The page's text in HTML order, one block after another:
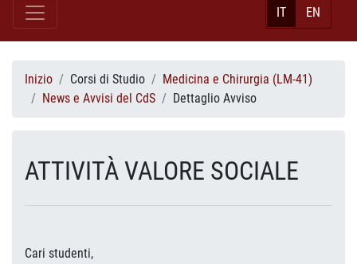
IT EN
Inizio Corsi di Studio
Medicina e Chirurgia (LM-41)
News e Avvisi del CdS
Dettaglio Avviso
ATTIVITÀ VALORE SOCIALE
Cari studenti,